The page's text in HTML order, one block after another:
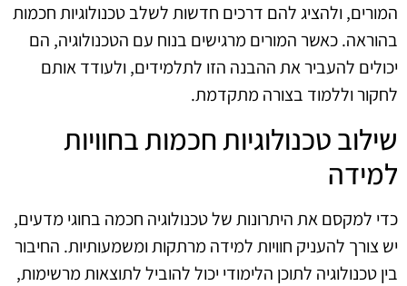
המורים, ולהציג להם דרכים חדשות לשלב טכנולוגיות חכמות
בהוראה. כאשר המורים מרגישים בנוח עם הטכנולוגיה, הם
יכולים להעביר את ההבנה הזו לתלמידים, ולעודד אותם
לחקור וללמוד בצורה מתקדמת.
שילוב טכנולוגיות חכמות בחוויות
למידה
כדי למקסם את היתרונות של טכנולוגיה חכמה בחוגי מדעים,
יש צורך להעניק חוויות למידה מרתקות ומשמעותיות. החיבור
בין טכנולוגיה לתוכן הלימודי יכול להוביל לתוצאות מרשימות,